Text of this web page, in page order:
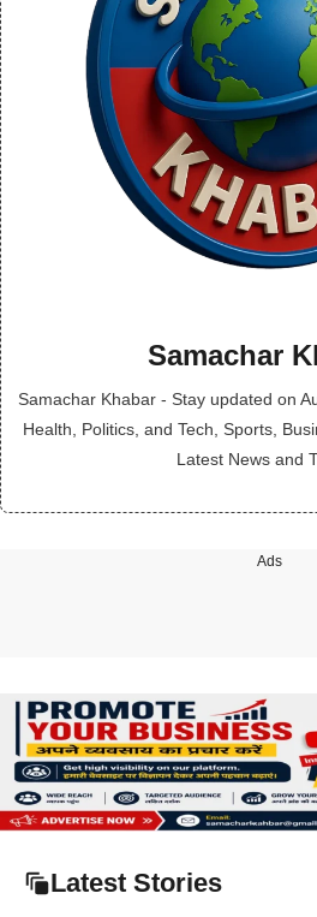
Samachar
Samachar Khabar - Stay updated on
Health, Politics, and Tech, Sports,
Latest News and
Ads
Latest Stories